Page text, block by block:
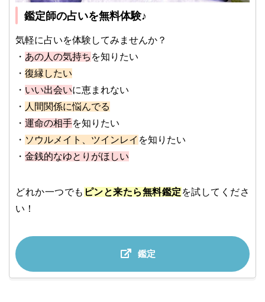
鑑定師の占いを無料体験♪
気軽に占いを体験してみませんか？
・ あの人の気持ち を知りたい
・ 復縁したい
・ いい出会いに恵まれない
・ 人間関係に悩んでる
・ 運命の相手を知りたい
・ ソウルメイト、ツインレイ を知りたい
・ 金銭的なゆとりがほしい
どれか一つでも ピンと来たら無料鑑定 を試してくださ
い！
鑑定